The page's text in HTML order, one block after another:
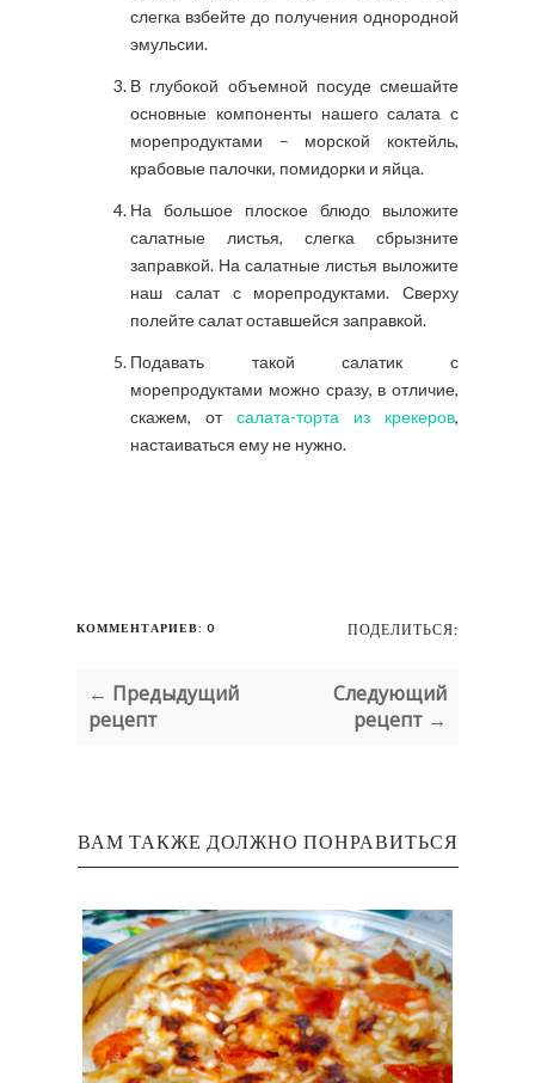
слегка взбейте до получения однородной
эмульсии.
В глубокой объемной посуде смешайте
основные компоненты нашего салата с
морепродуктами – морской коктейль,
крабовые палочки, помидорки и яйца.
На большое плоское блюдо выложите
салатные листья, слегка сбрызните
заправкой. На салатные листья выложите
наш салат с морепродуктами. Сверху
полейте салат оставшейся заправкой.
Подавать такой салатик с
морепродуктами можно сразу, в отличие,
скажем, от салата-торта из крекеров,
настаиваться ему не нужно.
КОММЕНТАРИЕВ: 0 ПОДЕЛИТЬСЯ:
← Предыдущий
рецепт
Следующий
рецепт →
ВАМ ТАКЖЕ ДОЛЖНО ПОНРАВИТЬСЯ